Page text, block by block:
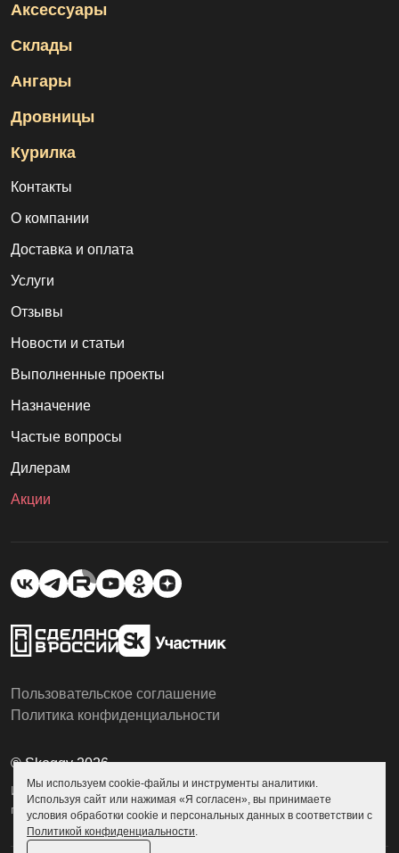
Аксессуары
Склады
Ангары
Дровницы
Курилка
Контакты
О компании
Доставка и оплата
Услуги
Отзывы
Новости и статьи
Выполненные проекты
Назначение
Частые вопросы
Дилерам
Акции
© Skoggy 2026
Информация на сайте не является
публичной офертой
Пользовательское соглашение
Политика конфиденциальности
Мы используем cookie-файлы и инструменты аналитики.
Используя сайт или нажимая «Я согласен», вы принимаете
условия обработки cookie и персональных данных в соответствии с
Политикой конфиденциальности.